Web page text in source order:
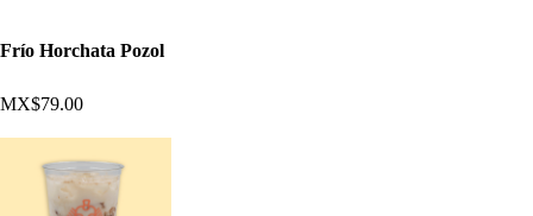
Frío Horchata Pozol
MX$79.00